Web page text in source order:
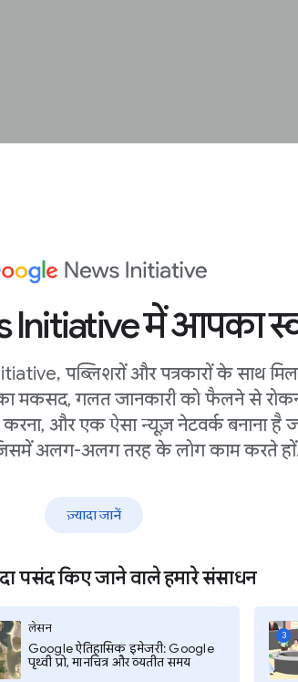
Initiative में आपका
पब्लिशरों और पत्रकारों के साथ
मकसद, गलत जानकारी को फैलने से
और एक ऐसा न्यूज़ नेटवर्क बनाना है
अलग-अलग तरह के लोग काम करते
ज़्यादा जानें
पसंद किए जाने वाले हमारे संसाधन
लेसन
Google ऐतिहासिक इमेजरी: Google
पृथ्वी प्रो, मानचित्र और व्यतीत समय
3
ऐतिहासिक इमेजरी:
पृथ्वी प्रो, मानचित्र और
समय